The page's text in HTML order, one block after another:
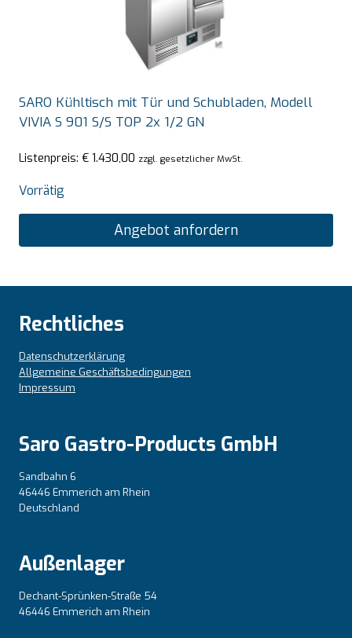
SARO Kühltisch mit Tür und Schubladen, Modell
VIVIA S 901 S/S TOP 2x 1/2 GN
Listenpreis: € 1.430,00 zzgl. gesetzlicher MwSt.
Vorrätig
Angebot anfordern
Rechtliches
Datenschutzerklärung
Allgemeine Geschäftsbedingungen
Impressum
Saro Gastro-Products GmbH
Sandbahn 6
46446 Emmerich am Rhein
Deutschland
Außenlager
Dechant-Sprünken-Straße 54
46446 Emmerich am Rhein